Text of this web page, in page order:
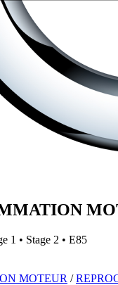
1 • Stage 2 • E85
MOTEUR /